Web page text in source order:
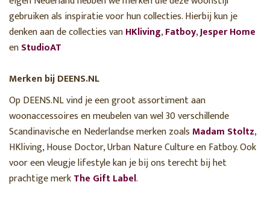
gebruiken als inspiratie voor hun collecties. Hierbij kun je
denken aan de collecties vanHKliving,Fatboy,Jesper Home
enStudioAT
Merken bij DEENS.NL
Op DEENS.NL vind je een groot assortiment aan
woonaccessoires en meubelen van wel 30 verschillende
Scandinavische en Nederlandse merken zoalsMadam Stoltz,
HKliving, House Doctor, Urban Nature Culture en Fatboy. Ook
voor een vleugje lifestyle kan je bij ons terecht bij het
prachtige merkThe Gift Label.